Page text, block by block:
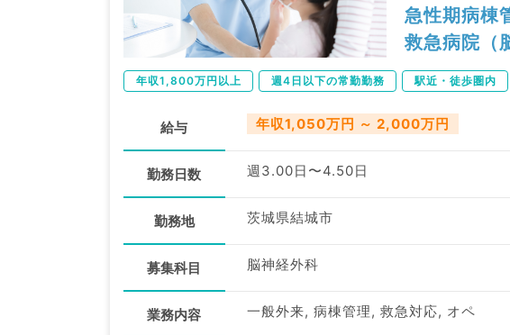
急性期病棟
救急病院（
年収1,800万円以上 週4日以下の常勤勤務 駅近・徒歩圏内
給与 年収1,050万円 ～ 2,000万円
勤務日数 週3.00日〜4.50日
勤務地 茨城県結城市
募集科目 脳神経外科
業務内容 一般外来, 病棟管理, 救急対応, オペ